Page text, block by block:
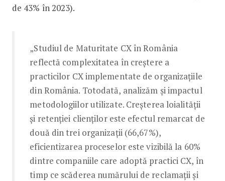
de 43% în 2023).
„Studiul de Maturitate CX în România
reflectă complexitatea în creștere a
practicilor CX implementate de organizațiile
din România. Totodată, analizăm și impactul
metodologiilor utilizate. Creșterea loialității
și retenției clienților este efectul remarcat de
două din trei organizații (66,67%),
eficientizarea proceselor este vizibilă la 60%
dintre companiile care adoptă practici CX, în
timp ce scăderea numărului de reclamații și